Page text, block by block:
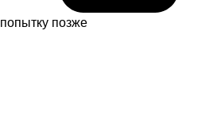
попытку позже